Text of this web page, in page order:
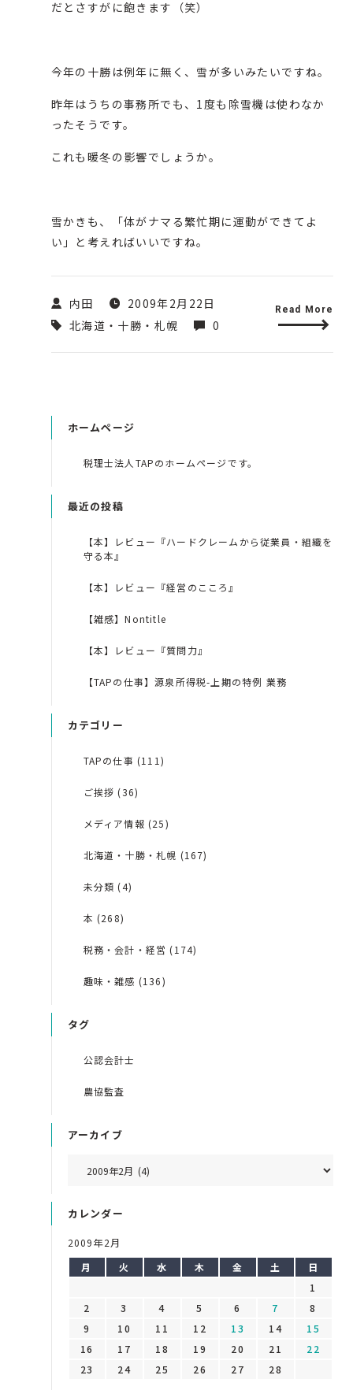
だとさすがに飽きます（笑）
今年の十勝は例年に無く、雪が多いみたいですね。
昨年はうちの事務所でも、1度も除雪機は使わなか
ったそうです。
これも暖冬の影響でしょうか。
雪かきも、「体がナマる繁忙期に運動ができてよ
い」と考えればいいですね。
内田
2009年2月22日
北海道・十勝・札幌
0
Read More
ホームページ
税理士法人TAPのホームページです。
最近の投稿
【本】レビュー『ハードクレームから従業員・組織を
守る本』
【本】レビュー『経営のこころ』
【雑感】Nontitle
【本】レビュー『質問力』
【TAPの仕事】源泉所得税-上期の特例 業務
カテゴリー
TAPの仕事 (111)
ご挨拶 (36)
メディア情報 (25)
北海道・十勝・札幌 (167)
未分類 (4)
本 (268)
税務・会計・経営 (174)
趣味・雑感 (136)
タグ
公認会計士
農協監査
アーカイブ
カレンダー
2009年2月
月
火 水 木 金 土
日
1
2
3 4 5 6 7
8
9
10 11 12 13 14
15
16
17 18 19 20 21
22
23
24 25 26 27
28